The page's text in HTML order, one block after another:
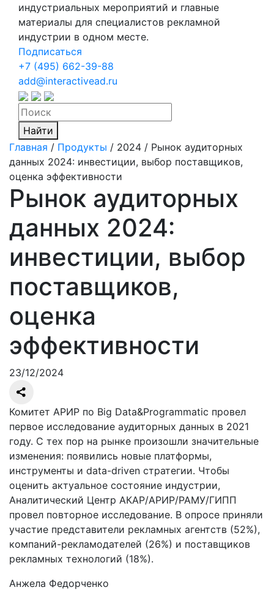
индустриальных мероприятий и главные
материалы для специалистов рекламной
индустрии в одном месте.
Подписаться
+7 (495) 662-39-88
add@interactivead.ru
Найти
Главная / Продукты / 2024 / Рынок аудиторных
данных 2024: инвестиции, выбор поставщиков,
оценка эффективности
Рынок аудиторных
данных 2024:
инвестиции, выбор
поставщиков,
оценка
эффективности
23/12/2024
Комитет АРИР по Big Data&Programmatic провел
первое исследование аудиторных данных в 2021
году. С тех пор на рынке произошли значительные
изменения: появились новые платформы,
инструменты и data-driven стратегии. Чтобы
оценить актуальное состояние индустрии,
Аналитический Центр АКАР/АРИР/РАМУ/ГИПП
провел повторное исследование. В опросе приняли
участие представители рекламных агентств (52%),
компаний-рекламодателей (26%) и поставщиков
рекламных технологий (18%).
Анжела Федорченко